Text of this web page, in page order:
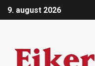
9. august 2026